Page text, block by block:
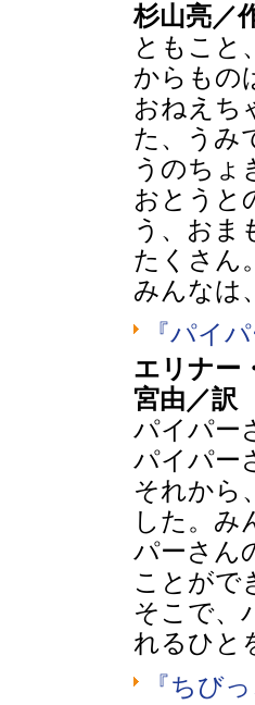
杉山亮／
ともこと
からもの
おねえち
た、うみ
うのちょ
おとうと
う、おま
たくさん
みんなは
『パイ
エリナー
宮由／訳
パイパー
パイパー
それから
した。み
パーさん
ことがで
そこで、
れるひと
『ちび